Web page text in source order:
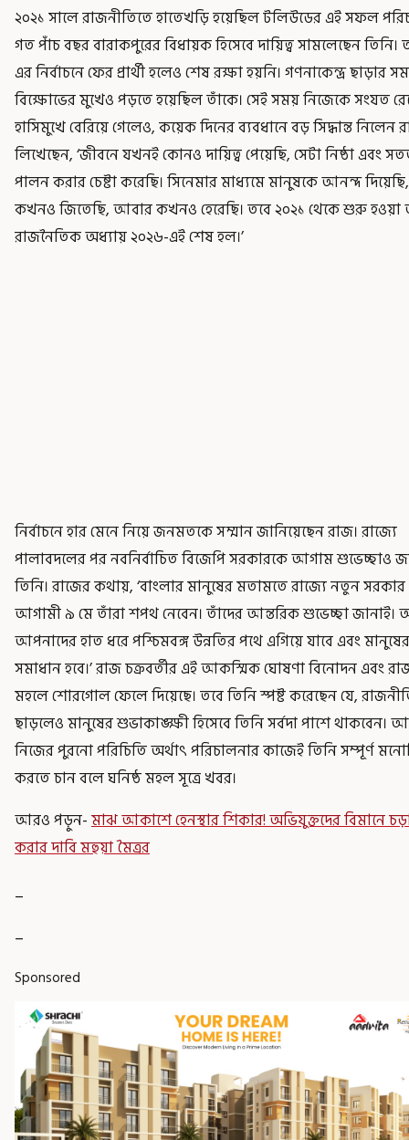
২০২১ সালে রাজনীতিতে হাতেখড়ি হয়েছিল টলিউডের এই সফল
গত পাঁচ বছর বারাকপুরের বিধায়ক হিসেবে দায়িত্ব সামলেছেন তিনি।
এর নির্বাচনে ফের প্রার্থী হলেও শেষ রক্ষা হয়নি। গণনাকেন্দ্র ছাড়ার
বিক্ষোভের মুখেও পড়তে হয়েছিল তাঁকে। সেই সময় নিজেকে সংযত
হাসিমুখে বেরিয়ে গেলেও, কয়েক দিনের ব্যবধানে বড় সিদ্ধান্ত নিলেন
লিখেছেন, ‘জীবনে যখনই কোনও দায়িত্ব পেয়েছি, সেটা নিষ্ঠা এবং
পালন করার চেষ্টা করেছি। সিনেমার মাধ্যমে মানুষকে আনন্দ
কখনও জিতেছি, আবার কখনও হেরেছি। তবে ২০২১ থেকে শুরু
রাজনৈতিক অধ্যায় ২০২৬-এই শেষ হল।’
নির্বাচনে হার মেনে নিয়ে জনমতকে সম্মান জানিয়েছেন রাজ। রাজ্যে
পালাবদলের পর নবনির্বাচিত বিজেপি সরকারকে আগাম শুভেচ্ছাও
তিনি। রাজের কথায়, ‘বাংলার মানুষের মতামতে রাজ্যে নতুন সরকার
আগামী ৯ মে তাঁরা শপথ নেবেন। তাঁদের আন্তরিক শুভেচ্ছা
আপনাদের হাত ধরে পশ্চিমবঙ্গ উন্নতির পথে এগিয়ে যাবে এবং
সমাধান হবে।’ রাজ চক্রবর্তীর এই আকস্মিক ঘোষণা বিনোদন এবং
মহলে শোরগোল ফেলে দিয়েছে। তবে তিনি স্পষ্ট করেছেন যে,
ছাড়লেও মানুষের শুভাকাঙ্ক্ষী হিসেবে তিনি সর্বদা পাশে থাকবেন।
নিজের পুরনো পরিচিতি অর্থাৎ পরিচালনার কাজেই তিনি সম্পূর্ণ
করতে চান বলে ঘনিষ্ঠ মহল সূত্রে খবর।
আরও পড়ুন-মাঝ আকাশে হেনস্থার শিকার! অভিযুক্তদের বিমানে
করার দাবি মহুয়া মৈত্রর
_
_
Sponsored